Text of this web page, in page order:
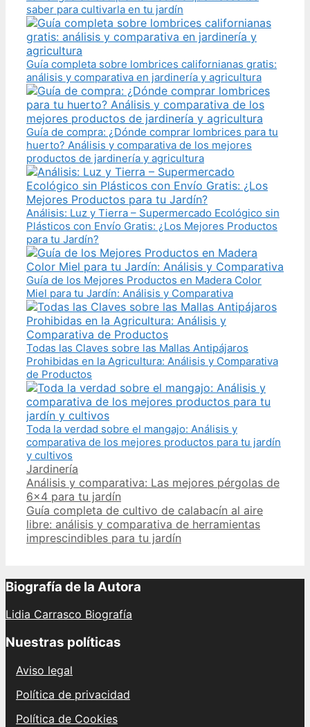
saber para cultivarla en tu jardín
Guía completa sobre lombrices californianas gratis:
análisis y comparativa en jardinería y agricultura
Guía de compra: ¿Dónde comprar lombrices para tu
huerto? Análisis y comparativa de los mejores
productos de jardinería y agricultura
Análisis: Luz y Tierra – Supermercado Ecológico sin
Plásticos con Envío Gratis: ¿Los Mejores Productos
para tu Jardín?
Guía de los Mejores Productos en Madera Color
Miel para tu Jardín: Análisis y Comparativa
Todas las Claves sobre las Mallas Antipájaros
Prohibidas en la Agricultura: Análisis y Comparativa
de Productos
Toda la verdad sobre el mangajo: Análisis y
comparativa de los mejores productos para tu jardín
y cultivos
Categories
Jardinería
Post
navigation
Análisis y comparativa: Las mejores pérgolas de
6×4 para tu jardín
Guía completa de cultivo de calabacín al aire
libre: análisis y comparativa de herramientas
imprescindibles para tu jardín
Biografía de la Autora
Lidia Carrasco Biografía
Nuestras políticas
Aviso legal
Política de privacidad
Política de Cookies